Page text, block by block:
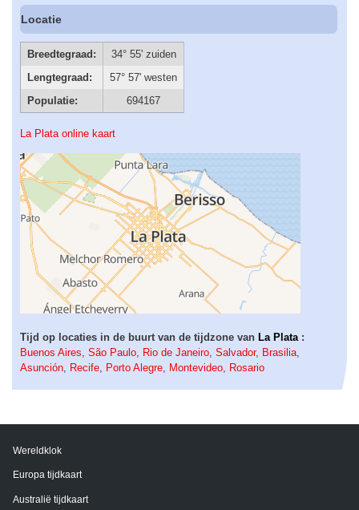
Locatie
Breedtegraad:
34° 55' zuiden
Lengtegraad:
57° 57' westen
Populatie:
694167
La Plata online kaart
Tijd op locaties in de buurt van de tijdzone van La Plata:
Buenos Aires, São Paulo, Rio de Janeiro, Salvador, Brasilia,
Asunción, Recife, Porto Alegre, Montevideo, Rosario
Wereldklok
Europa tijdkaart
Australië tijdkaart